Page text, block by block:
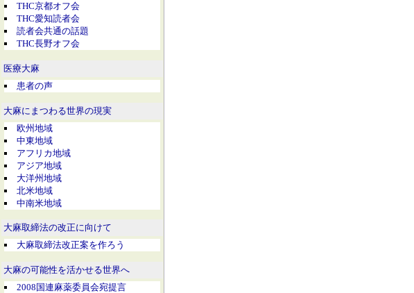
THC京都オフ会
THC愛知読者会
読者会共通の話題
THC長野オフ会
医療大麻
患者の声
大麻にまつわる世界の現実
欧州地域
中東地域
アフリカ地域
アジア地域
大洋州地域
北米地域
中南米地域
大麻取締法の改正に向けて
大麻取締法改正案を作ろう
大麻の可能性を活かせる世界へ
2008国連麻薬委員会宛提言